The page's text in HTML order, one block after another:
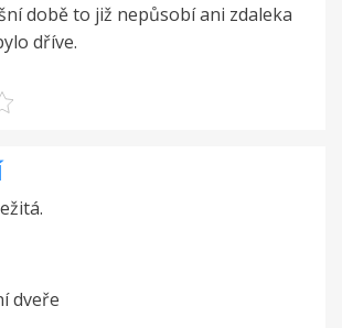
době to již nepůsobí ani zdaleka
dříve.
dveře